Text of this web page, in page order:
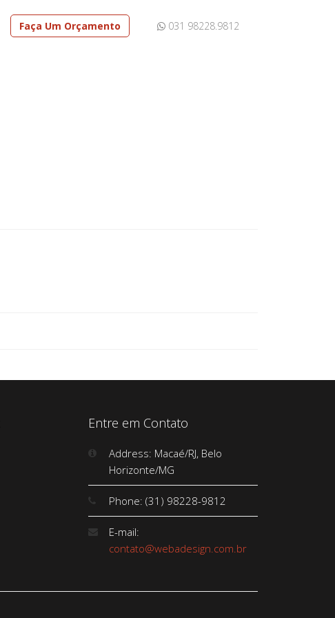
031 98228.9812
Faça Um Orçamento
Entre em Contato
Address: Macaé/RJ, Belo
Horizonte/MG
Phone: (31) 98228-9812
E-mail:
contato@webadesign.com.br